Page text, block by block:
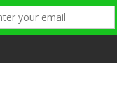
SportinCluj: Cine